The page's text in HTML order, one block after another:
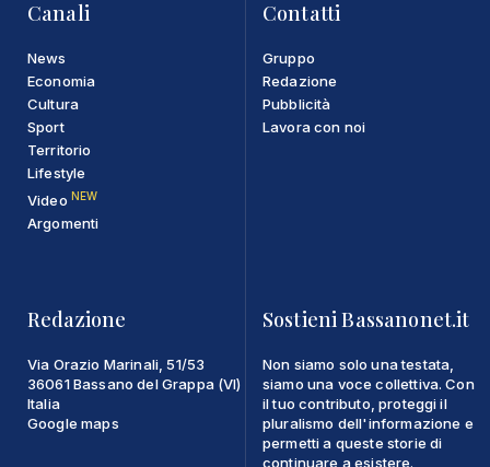
Canali
News
Economia
Cultura
Sport
Territorio
Lifestyle
Video NEW
Argomenti
Contatti
Gruppo
Redazione
Pubblicità
Lavora con noi
Redazione
Via Orazio Marinali, 51/53
36061 Bassano del Grappa (VI)
Italia
Google maps
Sostieni Bassanonet.it
Non siamo solo una testata,
siamo una voce collettiva. Con
il tuo contributo, proteggi il
pluralismo dell'informazione e
permetti a queste storie di
continuare a esistere.